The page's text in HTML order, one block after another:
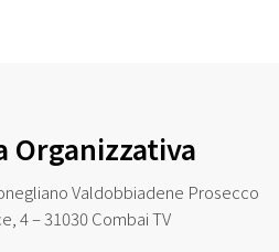
Organizzativa
Valdobbiadene Prosecco
4 – 31030 Combai TV